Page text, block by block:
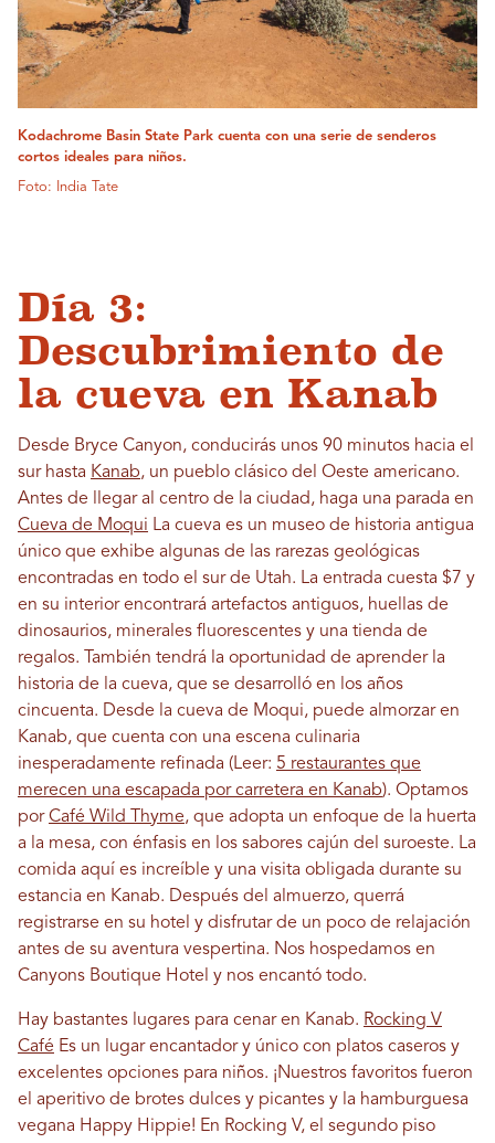
Kodachrome Basin State Park cuenta con una serie de senderos
cortos ideales para niños.
Foto: India Tate
Día 3:
Descubrimiento de
la cueva en Kanab
Desde Bryce Canyon, conducirás unos 90 minutos hacia el
sur hasta Kanab, un pueblo clásico del Oeste americano.
Antes de llegar al centro de la ciudad, haga una parada en
Cueva de Moqui La cueva es un museo de historia antigua
único que exhibe algunas de las rarezas geológicas
encontradas en todo el sur de Utah. La entrada cuesta $7 y
en su interior encontrará artefactos antiguos, huellas de
dinosaurios, minerales fluorescentes y una tienda de
regalos. También tendrá la oportunidad de aprender la
historia de la cueva, que se desarrolló en los años
cincuenta. Desde la cueva de Moqui, puede almorzar en
Kanab, que cuenta con una escena culinaria
inesperadamente refinada (Leer: 5 restaurantes que
merecen una escapada por carretera en Kanab). Optamos
porCafé Wild Thyme, que adopta un enfoque de la huerta
a la mesa, con énfasis en los sabores cajún del suroeste. La
comida aquí es increíble y una visita obligada durante su
estancia en Kanab. Después del almuerzo, querrá
registrarse en su hotel y disfrutar de un poco de relajación
antes de su aventura vespertina. Nos hospedamos en
Canyons Boutique Hotel y nos encantó todo.
Hay bastantes lugares para cenar en Kanab. Rocking V
Café Es un lugar encantador y único con platos caseros y
excelentes opciones para niños. ¡Nuestros favoritos fueron
el aperitivo de brotes dulces y picantes y la hamburguesa
vegana Happy Hippie! En Rocking V, el segundo piso